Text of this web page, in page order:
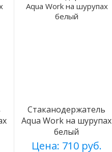
Стаканодержатель
Aqua Work на шурупах
белый
Цена: 710 руб.